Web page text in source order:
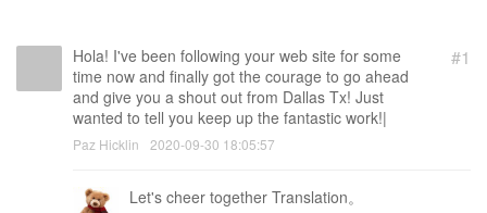
#1
Hola! I've been following your web site for some
time now and finally got the courage to go ahead
and give you a shout out from Dallas Tx! Just
wanted to tell you keep up the fantastic work!|
Paz Hicklin 2020-09-30 18:05:57
Let's cheer together Translation。